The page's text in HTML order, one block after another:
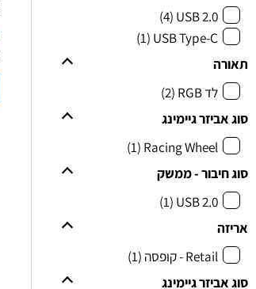
USB 2.0
(4)
USB Type-C
(1)
תאורה
לד RGB
(2)
סוג אביזר גיימינג
Racing Wheel
(1)
סוג חיבור - ממשק
USB 2.0
(1)
אריזה
Retail - קופסה
(1)
סוג אביזר גיימינג